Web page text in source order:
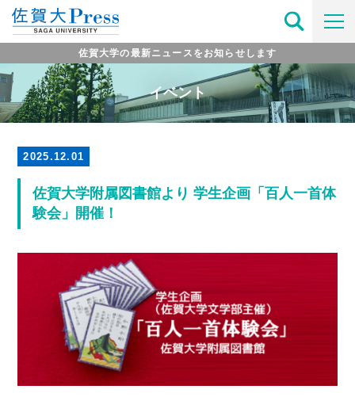
佐賀大学の最新ニュースをお知らせします
イベント
2025.12.01
佐賀大学附属図書館より 学生企画「百人一首体
験会」開催！